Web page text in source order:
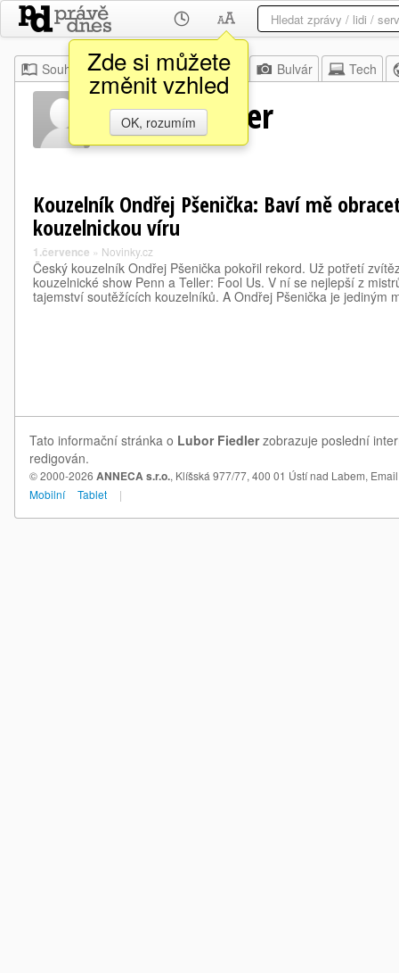
Zde si můžete
změnit vzhled
OK, rozumím
Souhrn Moje Z domova Bulvár Tech
Lubor Fiedler
Kouzelník Ondřej Pšenička: Baví mě
kouzelnickou víru
1.července » Novinky.cz
Český kouzelník Ondřej Pšenička pokořil rekord. Už potřetí
kouzelnické show Penn a Teller: Fool Us. V ní se nejlepší z
tajemství soutěžících kouzelníků. A Ondřej Pšenička je jediným
Tato informační stránka o Lubor Fiedlerzobrazuje poslední
redigován.
© 2000-2026 ANNECA s.r.o., Klíšská 977/77, 400 01 Ústí nad Labem,
Mobilní
Tablet |